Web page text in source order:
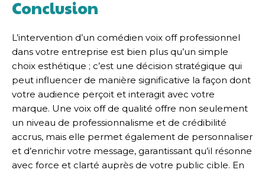
Conclusion
L’intervention d’un comédien voix off professionnel
dans votre entreprise est bien plus qu’un simple
choix esthétique ; c’est une décision stratégique qui
peut influencer de manière significative la façon dont
votre audience perçoit et interagit avec votre
marque. Une voix off de qualité offre non seulement
un niveau de professionnalisme et de crédibilité
accrus, mais elle permet également de personnaliser
et d’enrichir votre message, garantissant qu’il résonne
avec force et clarté auprès de votre public cible. En